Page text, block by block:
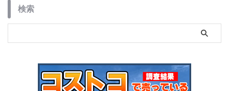
検索